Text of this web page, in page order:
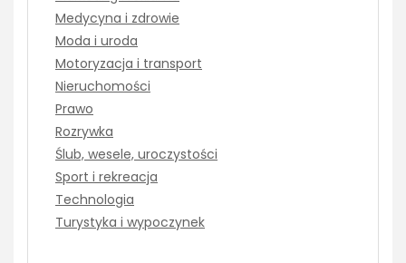
Medycyna i zdrowie
Moda i uroda
Motoryzacja i transport
Nieruchomości
Prawo
Rozrywka
Ślub, wesele, uroczystości
Sport i rekreacja
Technologia
Turystyka i wypoczynek